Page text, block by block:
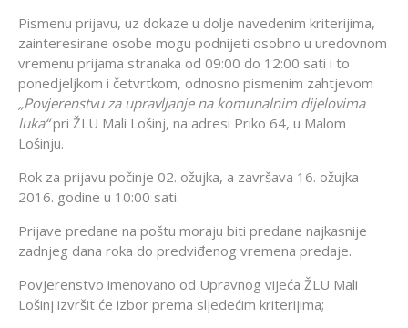
Pismenu prijavu, uz dokaze u dolje navedenim kriterijima,
zainteresirane osobe mogu podnijeti osobno u uredovnom
vremenu prijama stranaka od 09:00 do 12:00 sati i to
ponedjeljkom i četvrtkom, odnosno pismenim zahtjevom
„Povjerenstvu za upravljanje na komunalnim dijelovima
luka“pri ŽLU Mali Lošinj, na adresi Priko 64, u Malom
Lošinju.
Rok za prijavu počinje 02. ožujka, a završava 16. ožujka
2016. godine u 10:00 sati.
Prijave predane na poštu moraju biti predane najkasnije
zadnjeg dana roka do predviđenog vremena predaje.
Povjerenstvo imenovano od Upravnog vijeća ŽLU Mali
Lošinj izvršit će izbor prema sljedećim kriterijima;